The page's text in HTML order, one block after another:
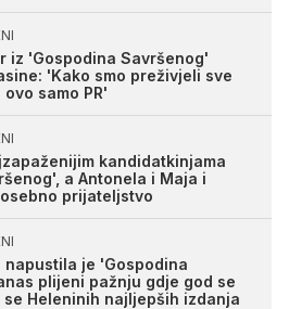
iz 'Gospodina Savršenog'
'Kako smo preživjeli sve
samo PR'
kandidatkinjama
a Antonela i Maja i
prijateljstvo
je 'Gospodina
plijeni pažnju gdje god se
Heleninih najljepših izdanja